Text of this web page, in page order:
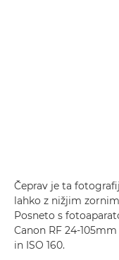
Čeprav je ta
lahko z nižjim
Posneto s
Canon RF 24-105mm
in ISO 160.